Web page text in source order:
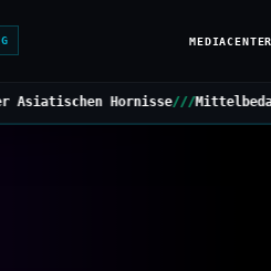
MEDIACENTER
///Mittelbedarf für